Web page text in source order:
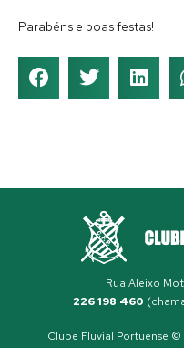
Parabéns e boas festas!
Rua Aleixo
226 198 460
Clube Fluvial Portuense